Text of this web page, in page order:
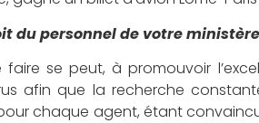
du personnel de votre
se peut, à promouvoir
afin que la recherche
chaque agent, étant